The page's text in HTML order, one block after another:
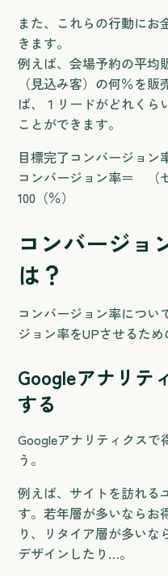
また、これらの行動にお
きます。
例えば、会場予約の平均
（見込み客）の何％を
ば、１リードがどれくら
ことができます。
目標完了コンバージョン
コンバージョン率＝ （
100（％）
コンバージョ
は？
コンバージョン率につい
ジョン率をUPさせるため
Googleアナリテ
する
Googleアナリティクスで
う。
例えば、サイトを訪れる
す。若年層が多いならお
り、リタイア層が多いな
デザインしたり…。